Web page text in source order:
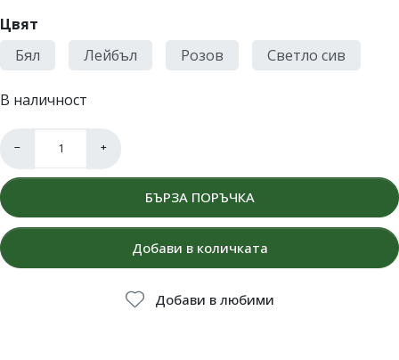
Цвят
Бял
Лейбъл Розов Светло сив
В наличност
− +
БЪРЗА ПОРЪЧКА
Добави в количката
Добави в любими